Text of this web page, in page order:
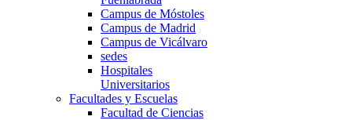
Campus de Móstoles
Campus de Madrid
Campus de Vicálvaro
sedes
Hospitales
Universitarios
Facultades y Escuelas
Facultad de Ciencias